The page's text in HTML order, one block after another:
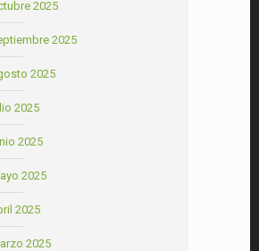
2025
2025
2025
2025
2025
2025
2025
2025